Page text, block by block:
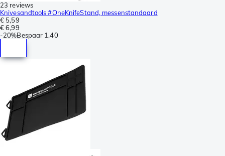
23 reviews
Knivesandtools #OneKnifeStand, messenstandaard
€ 5,59
€ 6,99
-20%Bespaar 1,40